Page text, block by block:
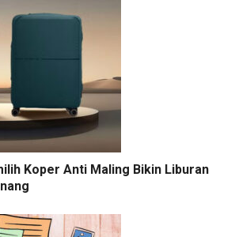
Koper Anti Maling Bikin Liburan